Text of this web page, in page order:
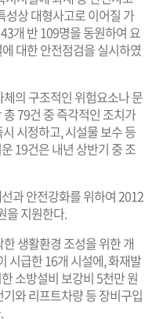
성상 대형사고로 이어질 가
개 반 109명을 동원하여 요
대한 안전점검을 실시하였
의 구조적인 위험요소나 문
79건 중 즉각적인 조치가
시정하고, 시설물 보수 등
19건은 내년 상반기 중 조
과 안전강화를 위하여 2012
을 지원한다.
생활환경 조성을 위한 개
시급한 16개 시설에, 화재발
소방설비 보강비 5천만 원
와 리프트차량 등 장비구입